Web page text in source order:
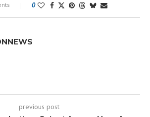
0
previous post